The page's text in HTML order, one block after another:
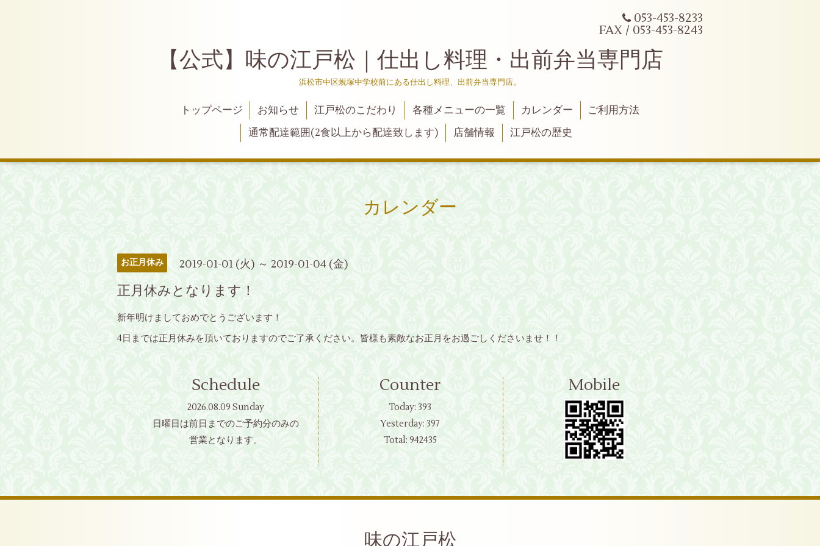
053-453-8233
FAX / 053-453-8243
【公式】味の江戸松｜仕出し料理・出前弁当専門店
浜松市中区蜆塚中学校前にある仕出し料理、出前弁当専門店。
トップページ お知らせ 江戸松のこだわり 各種メニューの一覧 カレンダー
ご利用方法
通常配達範囲(2食以上から配達致します)
店舗情報 江戸松の歴史
カレンダー
お正月休み 2019-01-01 (火) ～ 2019-01-04 (金)
正月休みとなります！
新年明けましておめでとうございます！
4日までは正月休みを頂いておりますのでご了承ください。皆様も素敵なお正月をお過ごしくださいませ！！
Schedule
2026.08.09 Sunday
日曜日は前日までのご予約分のみの
営業となります。
Counter
Today: 393
Yesterday: 397
Total: 942435
Mobile
味の江戸松